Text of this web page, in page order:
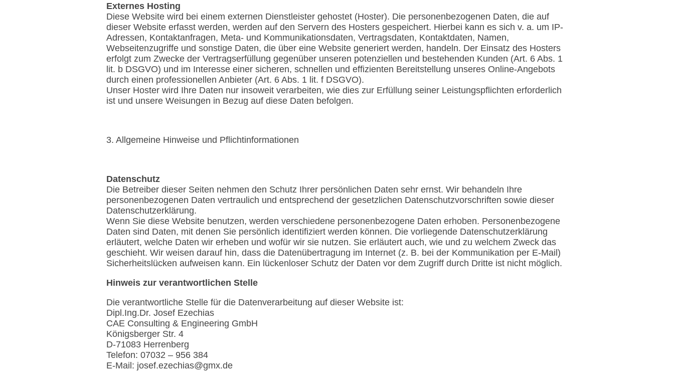
Externes Hosting
Diese Website wird bei einem externen Dienstleister gehostet (Hoster). Die personenbezogenen Daten, die auf
dieser Website erfasst werden, werden auf den Servern des Hosters gespeichert. Hierbei kann es sich v. a. um IP-
Adressen, Kontaktanfragen, Meta- und Kommunikationsdaten, Vertragsdaten, Kontaktdaten, Namen,
Webseitenzugriffe und sonstige Daten, die über eine Website generiert werden, handeln. Der Einsatz des Hosters
erfolgt zum Zwecke der Vertragserfüllung gegenüber unseren potenziellen und bestehenden Kunden (Art. 6 Abs. 1
lit. b DSGVO) und im Interesse einer sicheren, schnellen und effizienten Bereitstellung unseres Online-Angebots
durch einen professionellen Anbieter (Art. 6 Abs. 1 lit. f DSGVO).
Unser Hoster wird Ihre Daten nur insoweit verarbeiten, wie dies zur Erfüllung seiner Leistungspflichten erforderlich
ist und unsere Weisungen in Bezug auf diese Daten befolgen.
3. Allgemeine Hinweise und Pflichtinformationen
Datenschutz
Die Betreiber dieser Seiten nehmen den Schutz Ihrer persönlichen Daten sehr ernst. Wir behandeln Ihre
personenbezogenen Daten vertraulich und entsprechend der gesetzlichen Datenschutzvorschriften sowie dieser
Datenschutzerklärung.
Wenn Sie diese Website benutzen, werden verschiedene personenbezogene Daten erhoben. Personenbezogene
Daten sind Daten, mit denen Sie persönlich identifiziert werden können. Die vorliegende Datenschutzerklärung
erläutert, welche Daten wir erheben und wofür wir sie nutzen. Sie erläutert auch, wie und zu welchem Zweck das
geschieht. Wir weisen darauf hin, dass die Datenübertragung im Internet (z. B. bei der Kommunikation per E-Mail)
Sicherheitslücken aufweisen kann. Ein lückenloser Schutz der Daten vor dem Zugriff durch Dritte ist nicht möglich.
Hinweis zur verantwortlichen Stelle
Die verantwortliche Stelle für die Datenverarbeitung auf dieser Website ist:
Dipl.Ing.Dr. Josef Ezechias
CAE Consulting & Engineering GmbH
Königsberger Str. 4
D-71083 Herrenberg
Telefon: 07032 – 956 384
E-Mail: josef.ezechias@gmx.de